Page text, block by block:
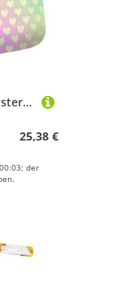
Rainbow Hearts Bunte Mystery Mädchen Gym Duffel Bag mit Schuhfach Multifunktionale Sporttasche Reisetasche für Reisen, Sport, Duffel, Weekender
25,38 €
der